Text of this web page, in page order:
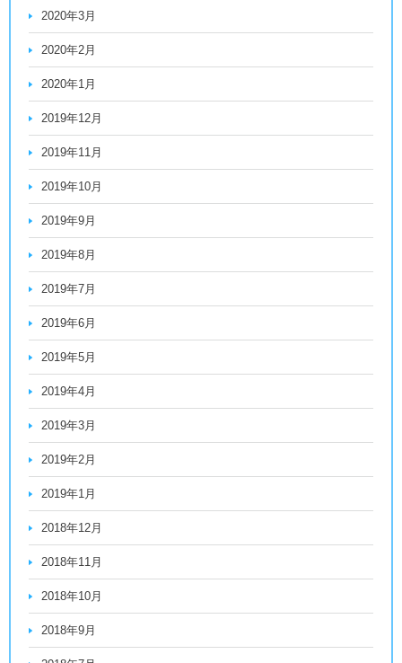
2020年3月
2020年2月
2020年1月
2019年12月
2019年11月
2019年10月
2019年9月
2019年8月
2019年7月
2019年6月
2019年5月
2019年4月
2019年3月
2019年2月
2019年1月
2018年12月
2018年11月
2018年10月
2018年9月